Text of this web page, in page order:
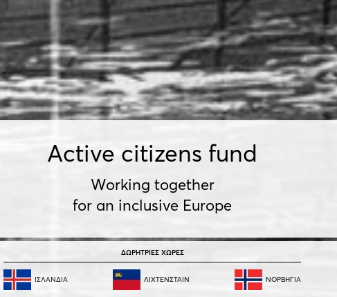
Active citizens fund
Working together
for an inclusive Europe
ΔΩΡΗΤΡΙΕΣ ΧΩΡΕΣ
ΙΣΛΑΝΔΙΑ ΛΙΧΤΕΝΣΤΑΙΝ NΟΡΒΗΓΙΑ